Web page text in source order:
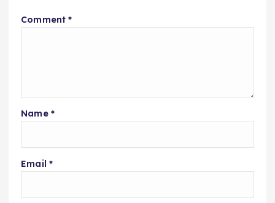
Comment*
Name *
Email *